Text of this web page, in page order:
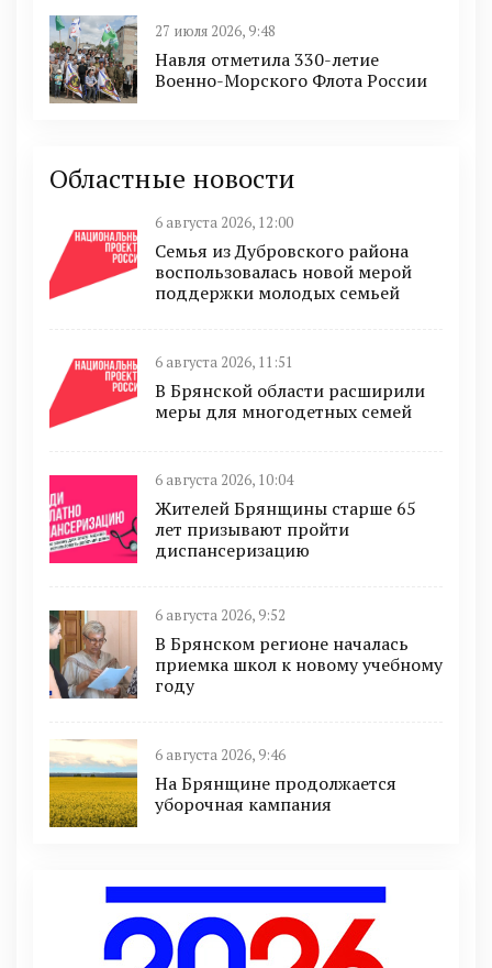
27 июля 2026, 9:48
Навля отметила 330-летие
Военно-Морского Флота России
Областные новости
6 августа 2026, 12:00
Семья из Дубровского района
воспользовалась новой мерой
поддержки молодых семьей
6 августа 2026, 11:51
В Брянской области расширили
меры для многодетных семей
6 августа 2026, 10:04
Жителей Брянщины старше 65
лет призывают пройти
диспансеризацию
6 августа 2026, 9:52
В Брянском регионе началась
приемка школ к новому учебному
году
6 августа 2026, 9:46
На Брянщине продолжается
уборочная кампания